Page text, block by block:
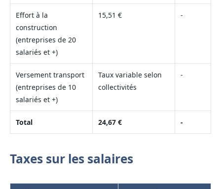
Effort à la
construction
(entreprises de 20
salariés et +)
15,51 € -
Versement transport
(entreprises de 10
salariés et +)
Taux variable selon
collectivités
-
Total 24,67 € -
Taxes sur les salaires